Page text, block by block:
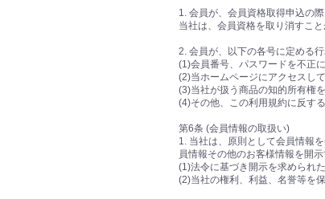
1. 会員が、会員資格取得申込の
当社は、会員資格を取り消すこと
2. 会員が、以下の各号に定める
(1)会員番号、パスワードを不正
(2)当ホームページにアクセスし
(3)当社が扱う商品の知的所有権
(4)その他、この利用規約に反す
第6条 (会員情報の取扱い)
1. 当社は、原則として会員情報
員情報その他のお客様情報を開示
(1)法令に基づき開示を求められ
(2)当社の権利、利益、名誉等を